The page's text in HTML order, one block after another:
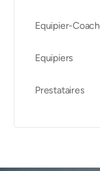
Equipier-Coach
Equipiers
Prestataires